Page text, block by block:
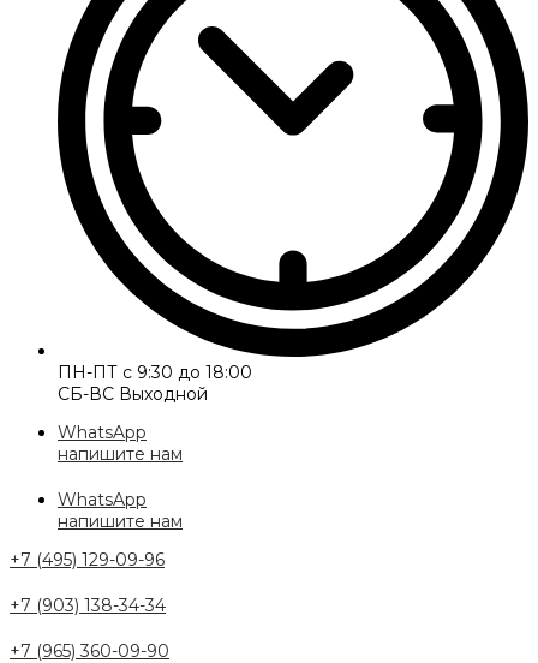
ПН-ПТ с 9:30 до 18:00
СБ-ВС Выходной
WhatsApp
напишите нам
WhatsApp
напишите нам
+7 (495) 129-09-96
+7 (903) 138-34-34
+7 (965) 360-09-90